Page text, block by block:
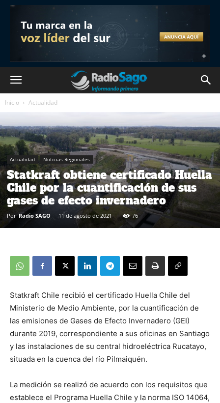
Inicio Actualidad
Actualidad Noticias Regionales
Statkraft obtiene certificado Huella
Chile por la cuantificación de sus
gases de efecto invernadero
Por Radio SAGO - 11 de agosto de 2021 76
Statkraft Chile recibió el certificado Huella Chile del
Ministerio de Medio Ambiente, por la cuantificación de
las emisiones de Gases de Efecto Invernadero (GEI)
durante 2019, correspondiente a sus oficinas en Santiago
y las instalaciones de su central hidroeléctrica Rucatayo,
situada en la cuenca del río Pilmaiquén.
La medición se realizó de acuerdo con los requisitos que
establece el Programa Huella Chile y la norma ISO 14064,